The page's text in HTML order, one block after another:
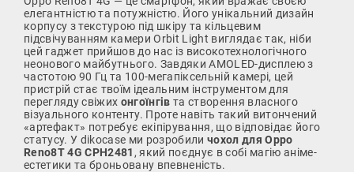
елегантністю та потужністю. Його унікальний дизайн
корпусу з текстурою під шкіру та кільцевим
підсвічуванням камери Orbit Light виглядає так, ніби
цей гаджет прийшов до нас із високотехнологічного
неонового майбутнього. Завдяки AMOLED-дисплею з
частотою 90 Гц та 100-мегапіксельній камері, цей
пристрій стає твоїм ідеальним інструментом для
перегляду свіжих онгоїнгів та створення власного
візуального контенту. Проте навіть такий витончений
«артефакт» потребує екіпірування, що відповідає його
статусу. У dikocase ми розробили чохол для Oppo
Reno8T 4G CPH2481 , який поєднує в собі магію аніме-
естетики та броньовану впевненість.